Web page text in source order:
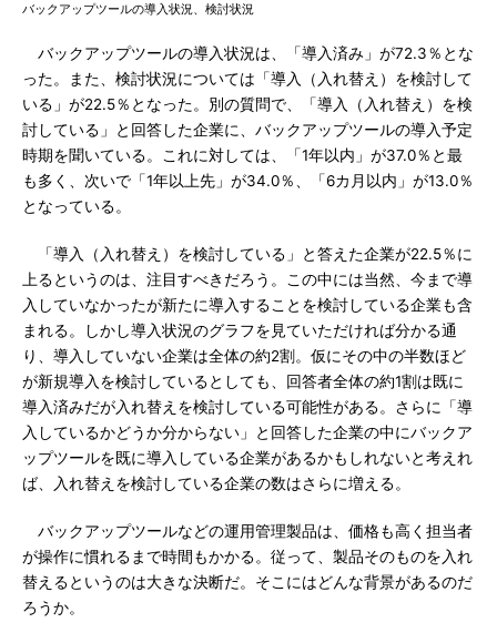
バックアップツールの導入状況、検討状況
バックアップツールの導入状況は、「導入済み」が72.3％とな
った。また、検討状況については「導入（入れ替え）を検討して
いる」が22.5％となった。別の質問で、「導入（入れ替え）を検
討している」と回答した企業に、バックアップツールの導入予定
時期を聞いている。これに対しては、「1年以内」が37.0％と最
も多く、次いで「1年以上先」が34.0％、「6カ月以内」が13.0％
となっている。
「導入（入れ替え）を検討している」と答えた企業が22.5％に
上るというのは、注目すべきだろう。この中には当然、今まで導
入していなかったが新たに導入することを検討している企業も含
まれる。しかし導入状況のグラフを見ていただければ分かる通
り、導入していない企業は全体の約2割。仮にその中の半数ほど
が新規導入を検討しているとしても、回答者全体の約1割は既に
導入済みだが入れ替えを検討している可能性がある。さらに「導
入しているかどうか分からない」と回答した企業の中にバックア
ップツールを既に導入している企業があるかもしれないと考えれ
ば、入れ替えを検討している企業の数はさらに増える。
バックアップツールなどの運用管理製品は、価格も高く担当者
が操作に慣れるまで時間もかかる。従って、製品そのものを入れ
替えるというのは大きな決断だ。そこにはどんな背景があるのだ
ろうか。